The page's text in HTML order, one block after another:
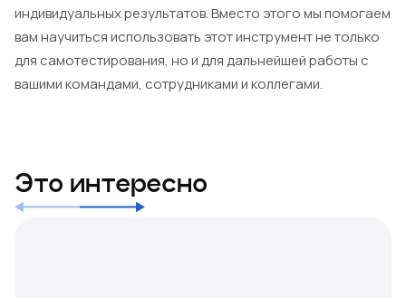
индивидуальных результатов. Вместо этого мы помогаем
вам научиться использовать этот инструмент не только
для самотестирования, но и для дальнейшей работы с
вашими командами, сотрудниками и коллегами.
Это интересно